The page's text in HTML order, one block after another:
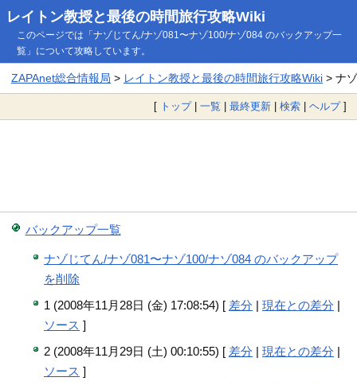
レイトン教授と最後の時間旅行攻略Wiki
このページでは「ナゾじてん/ナゾ081〜ナゾ100/ナゾ084 のバックアップ一
覧」について攻略しています。
ZAPAnet総合情報局 > レイトン教授と最後の時間旅行攻略Wiki> ナ
[ トップ| 一覧 | 最終更新 | 検索 | ヘルプ]
バックアップ一覧
ナゾじてん/ナゾ081〜ナゾ100/ナゾ084 のバックアップ
を削除
1 (2008年11月28日 (金) 17:08:54) [ 差分 |現在との差分 |
ソース ]
2 (2008年11月29日 (土) 00:10:55) [ 差分 |現在との差分 |
ソース ]